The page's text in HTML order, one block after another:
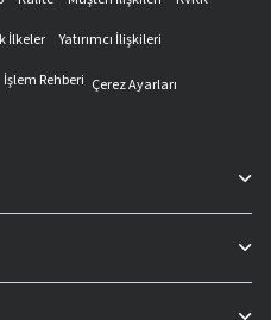
İlkeler
Yatırımcı İlişkileri
İşlem Rehberi Çerez Ayarları